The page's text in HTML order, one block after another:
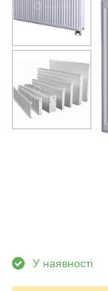
У наявності